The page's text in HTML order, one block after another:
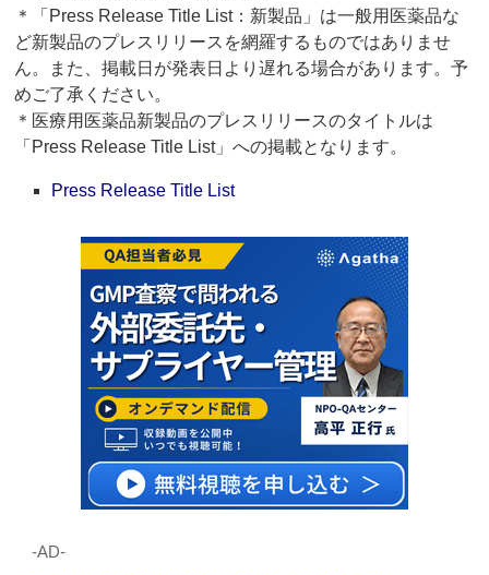
＊「Press Release Title List：新製品」は一般用医薬品な
ど新製品のプレスリリースを網羅するものではありませ
ん。また、掲載日が発表日より遅れる場合があります。予
めご了承ください。
＊医療用医薬品新製品のプレスリリースのタイトルは
「Press Release Title List」への掲載となります。
Press Release Title List
‐AD‐